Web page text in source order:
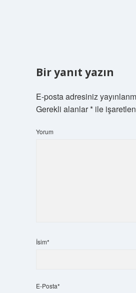
Bir yanıt yazın
E-posta adresiniz
Gerekli alanlar*ile
Yorum
İsim*
E-Posta*